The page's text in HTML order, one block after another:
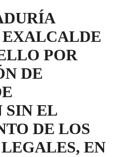
EXALCALDE
POR
DE
SIN EL
DE LOS
EN